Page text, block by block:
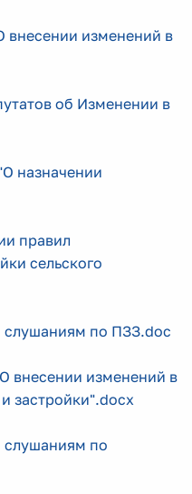
внесении изменений в
об Изменении в
назначении
правил
сельского
по ПЗЗ.doc
внесении изменений в
застройки".docx
по